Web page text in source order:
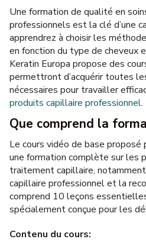
Une formation de qualité en
professionnels est la clé d’une
apprendrez à choisir les
en fonction du type de cheveux
Keratin Europa propose des
permettront d’acquérir toutes
nécessaires pour travailler
produits capillaire professionnel.
Que comprend la
Le cours vidéo de base proposé
une formation complète sur les
traitement capillaire,
capillaire professionnel et la
comprend 10 leçons
spécialement conçue pour les
Contenu du cours: